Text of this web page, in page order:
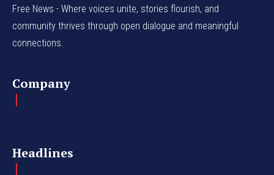
Free News - Where voices unite, stories flourish, and
community thrives through open dialogue and meaningful
connections.
Company
Headlines